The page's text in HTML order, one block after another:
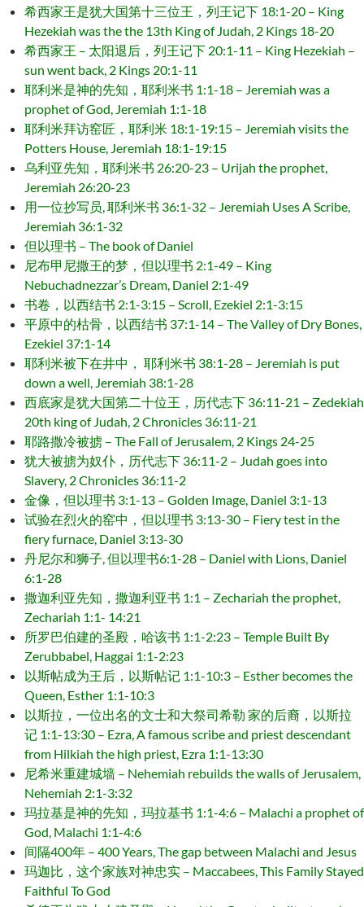
希西家王是犹大国第十三位王，列王记下 18:1-20 – King
Hezekiah was the the 13th King of Judah, 2 Kings 18-20
希西家王 – 太阳退后，列王记下 20:1-11 – King Hezekiah –
sun went back, 2 Kings 20:1-11
耶利米是神的先知，耶利米书 1:1-18 – Jeremiah was a
prophet of God, Jeremiah 1:1-18
耶利米拜访窑匠，耶利米 18:1-19:15 – Jeremiah visits the
Potters House, Jeremiah 18:1-19:15
乌利亚先知，耶利米书 26:20-23 – Urijah the prophet,
Jeremiah 26:20-23
用一位抄写员, 耶利米书 36:1-32 – Jeremiah Uses A Scribe,
Jeremiah 36:1-32
但以理书 – The book of Daniel
尼布甲尼撒王的梦，但以理书 2:1-49 – King
Nebuchadnezzar’s Dream, Daniel 2:1-49
书卷，以西结书 2:1-3:15 – Scroll, Ezekiel 2:1-3:15
平原中的枯骨，以西结书 37:1-14 – The Valley of Dry Bones,
Ezekiel 37:1-14
耶利米被下在井中， 耶利米书 38:1-28 – Jeremiah is put
down a well, Jeremiah 38:1-28
西底家是犹大国第二十位王，历代志下 36:11-21 – Zedekiah
20th king of Judah, 2 Chronicles 36:11-21
耶路撒冷被掳 – The Fall of Jerusalem, 2 Kings 24-25
犹大被掳为奴仆，历代志下 36:11-2 – Judah goes into
Slavery, 2 Chronicles 36:11-2
金像，但以理书 3:1-13 – Golden Image, Daniel 3:1-13
试验在烈火的窑中，但以理书 3:13-30 – Fiery test in the
fiery furnace, Daniel 3:13-30
丹尼尔和狮子, 但以理书6:1-28 – Daniel with Lions, Daniel
6:1-28
撒迦利亚先知，撒迦利亚书 1:1 – Zechariah the prophet,
Zechariah 1:1- 14:21
所罗巴伯建的圣殿，哈该书 1:1-2:23 – Temple Built By
Zerubbabel, Haggai 1:1-2:23
以斯帖成为王后，以斯帖记 1:1-10:3 – Esther becomes the
Queen, Esther 1:1-10:3
以斯拉，一位出名的文士和大祭司希勒 家的后裔，以斯拉
记 1:1-13:30 – Ezra, A famous scribe and priest descendant
from Hilkiah the high priest, Ezra 1:1-13:30
尼希米重建城墙 – Nehemiah rebuilds the walls of Jerusalem,
Nehemiah 2:1-3:32
玛拉基是神的先知，玛拉基书 1:1-4:6 – Malachi a prophet of
God, Malachi 1:1-4:6
间隔400年 – 400 Years, The gap between Malachi and Jesus
玛迦比，这个家族对神忠实 – Maccabees, This Family Stayed
Faithful To God